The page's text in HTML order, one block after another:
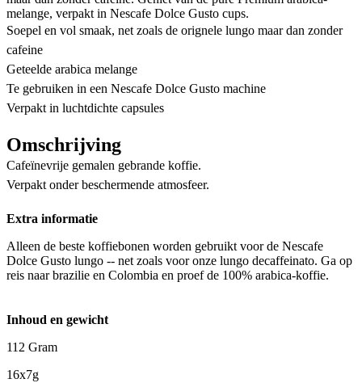
melange, verpakt in Nescafe Dolce Gusto cups.
Soepel en vol smaak, net zoals de orignele lungo maar dan zonder
cafeine
Geteelde arabica melange
Te gebruiken in een Nescafe Dolce Gusto machine
Verpakt in luchtdichte capsules
Omschrijving
Cafeïnevrije gemalen gebrande koffie.
Verpakt onder beschermende atmosfeer.
Extra informatie
Alleen de beste koffiebonen worden gebruikt voor de Nescafe
Dolce Gusto lungo -- net zoals voor onze lungo decaffeinato. Ga op
reis naar brazilie en Colombia en proef de 100% arabica-koffie.
Inhoud en gewicht
112 Gram
16x7g